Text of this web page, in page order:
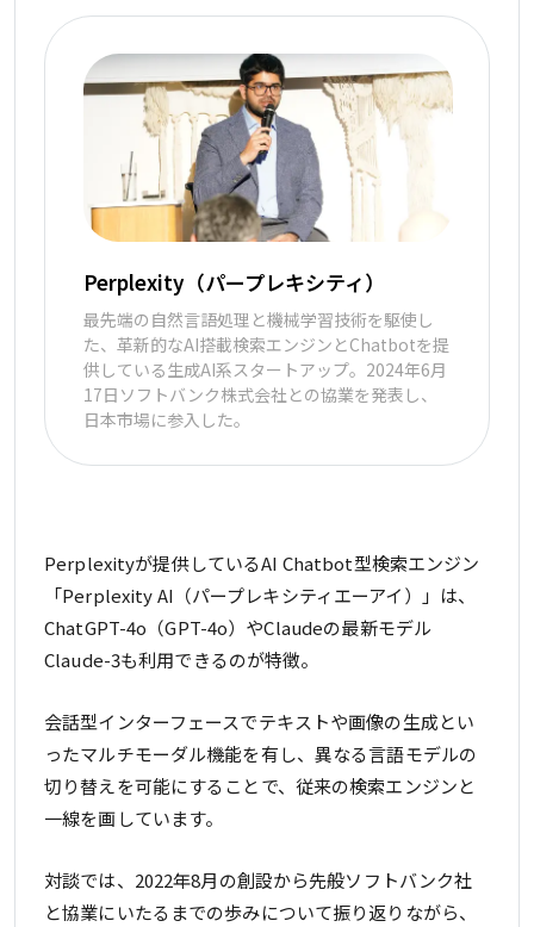
Perplexity（パープレキシティ）
最先端の自然言語処理と機械学習技術を駆使し
た、革新的なAI搭載検索エンジンとChatbotを提
供している生成AI系スタートアップ。2024年6月
17日ソフトバンク株式会社との協業を発表し、
日本市場に参入した。
Perplexityが提供しているAI Chatbot型検索エンジン
「Perplexity AI（パープレキシティエーアイ）」は、
ChatGPT-4o（GPT-4o）やClaudeの最新モデル
Claude-3も利用できるのが特徴。
会話型インターフェースでテキストや画像の生成とい
ったマルチモーダル機能を有し、異なる言語モデルの
切り替えを可能にすることで、従来の検索エンジンと
一線を画しています。
対談では、2022年8月の創設から先般ソフトバンク社
と協業にいたるまでの歩みについて振り返りながら、